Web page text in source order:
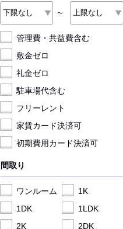
～
管理費・共益費含む
敷金ゼロ
礼金ゼロ
駐車場代含む
フリーレント
家賃カード決済可
初期費用カード決済可
間取り
ワンルーム
1K
1DK
1LDK
2K
2DK